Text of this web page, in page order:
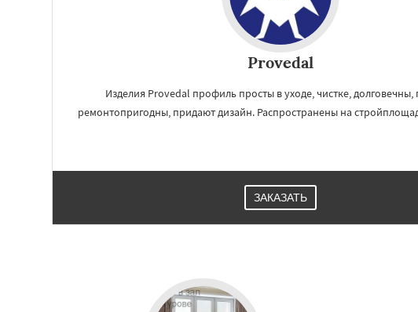
Provedal
Изделия Provedal профиль просты в уходе, чистке,
ремонтопригодны, придают дизайн. Распространены на
ЗАКАЗАТЬ